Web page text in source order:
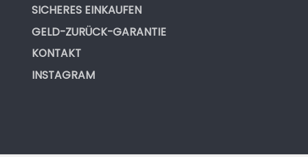
SICHERES EINKAUFEN
GELD-ZURÜCK-GARANTIE
KONTAKT
INSTAGRAM